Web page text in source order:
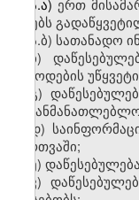
ა.ა) ერთ
იღებს
ა.ბ) სათანადო
ბ)
მიწოდების
გ)
დ)
მართვაში;
ე)
ვ)